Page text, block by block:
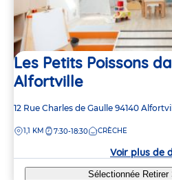
Les Petits Poissons
Alfortville
Adresse
la
12 Rue Charles de Gaulle 94140
DISTANCE
1,1 KM 7:30-18:30 CRÈCHE
Voir plus de
Sélectionnée Retirer